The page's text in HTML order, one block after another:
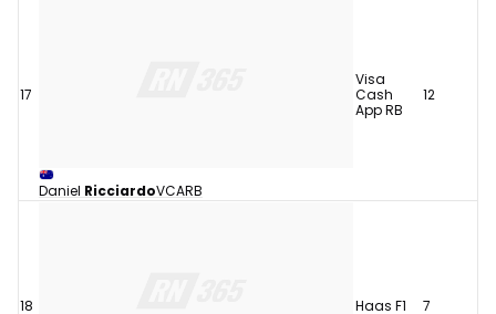
17
Daniel RicciardoVCARB
Visa
Cash
App RB
12
18 Haas F1 7